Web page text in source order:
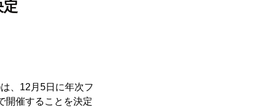
定
、12月5日に年次フ
開催することを決定